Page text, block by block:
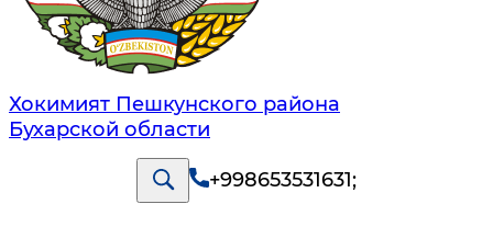
Хокимият Пешкунского района
Бухарской области
+998653531631;